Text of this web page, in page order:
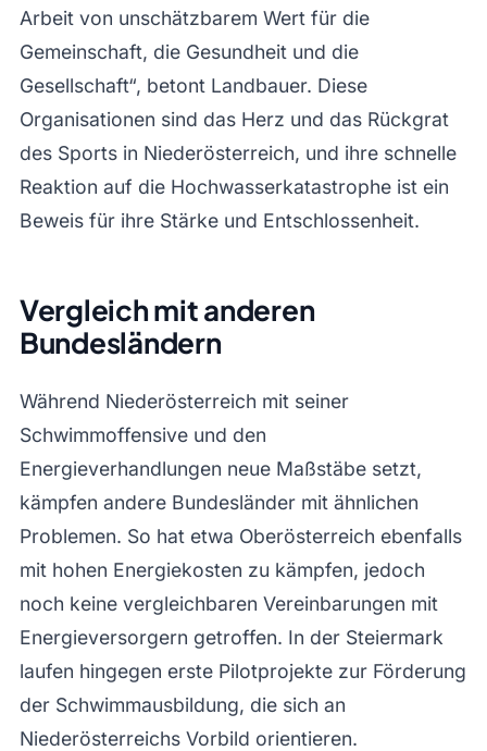
Arbeit von unschätzbarem Wert für die
Gemeinschaft, die Gesundheit und die
Gesellschaft“, betont Landbauer. Diese
Organisationen sind das Herz und das Rückgrat
des Sports in Niederösterreich, und ihre schnelle
Reaktion auf die Hochwasserkatastrophe ist ein
Beweis für ihre Stärke und Entschlossenheit.
Vergleich mit anderen
Bundesländern
Während Niederösterreich mit seiner
Schwimmoffensive und den
Energieverhandlungen neue Maßstäbe setzt,
kämpfen andere Bundesländer mit ähnlichen
Problemen. So hat etwa Oberösterreich ebenfalls
mit hohen Energiekosten zu kämpfen, jedoch
noch keine vergleichbaren Vereinbarungen mit
Energieversorgern getroffen. In der Steiermark
laufen hingegen erste Pilotprojekte zur Förderung
der Schwimmausbildung, die sich an
Niederösterreichs Vorbild orientieren.